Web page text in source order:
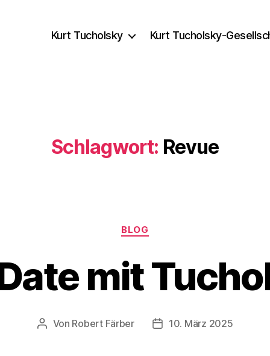
Kurt Tucholsky Kurt Tucholsky-
Schlagwort: Revue
Kategorien
BLOG
mit
Beitragsautor
Von Robert Färber Veröffentlichungsdatum
10. März 2025